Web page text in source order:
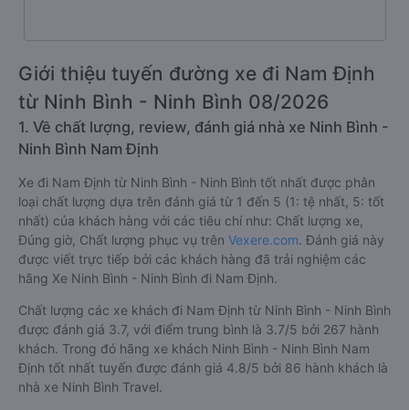
Giới thiệu tuyến đường xe đi Nam Định
từ Ninh Bình - Ninh Bình 08/2026
1. Về chất lượng, review, đánh giá nhà xe Ninh Bình -
Ninh Bình Nam Định
Xe đi Nam Định từ Ninh Bình - Ninh Bình tốt nhất được phân
loại chất lượng dựa trên đánh giá từ 1 đến 5 (1: tệ nhất, 5: tốt
nhất) của khách hàng với các tiêu chí như: Chất lượng xe,
Đúng giờ, Chất lượng phục vụ trên Vexere.com. Đánh giá này
được viết trực tiếp bởi các khách hàng đã trải nghiệm các
hãng Xe Ninh Bình - Ninh Bình đi Nam Định.
Chất lượng các xe khách đi Nam Định từ Ninh Bình - Ninh Bình
được đánh giá 3.7, với điểm trung bình là 3.7/5 bởi 267 hành
khách. Trong đó hãng xe khách Ninh Bình - Ninh Bình Nam
Định tốt nhất tuyến được đánh giá 4.8/5 bởi 86 hành khách là
nhà xe Ninh Bình Travel.